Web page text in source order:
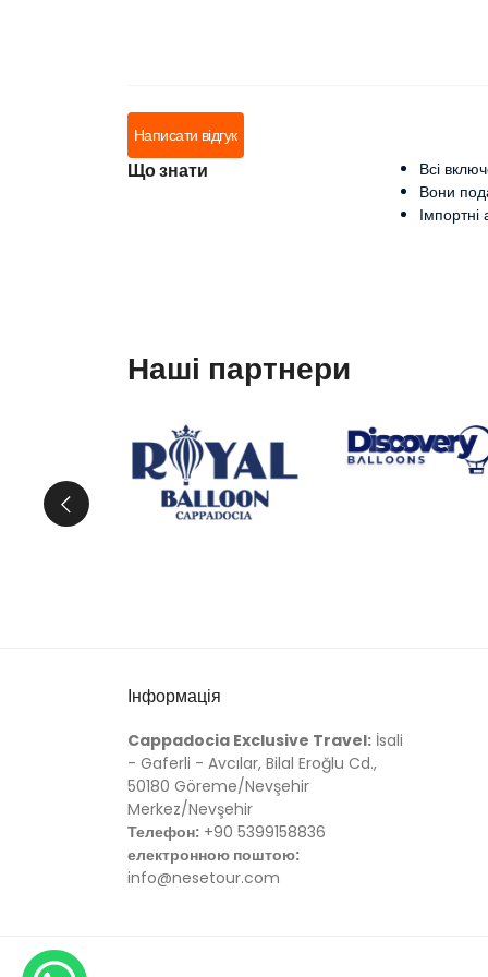
Написати відгук
Що знати
Всі
Вони
Імпортні
Наші партнери
Інформація
Cappadocia Exclusive Travel: İsali
- Gaferli - Avcılar, Bilal Eroğlu Cd.,
50180 Göreme/Nevşehir
Merkez/Nevşehir
Телефон: +90 5399158836
електронною поштою:
info@nesetour.com